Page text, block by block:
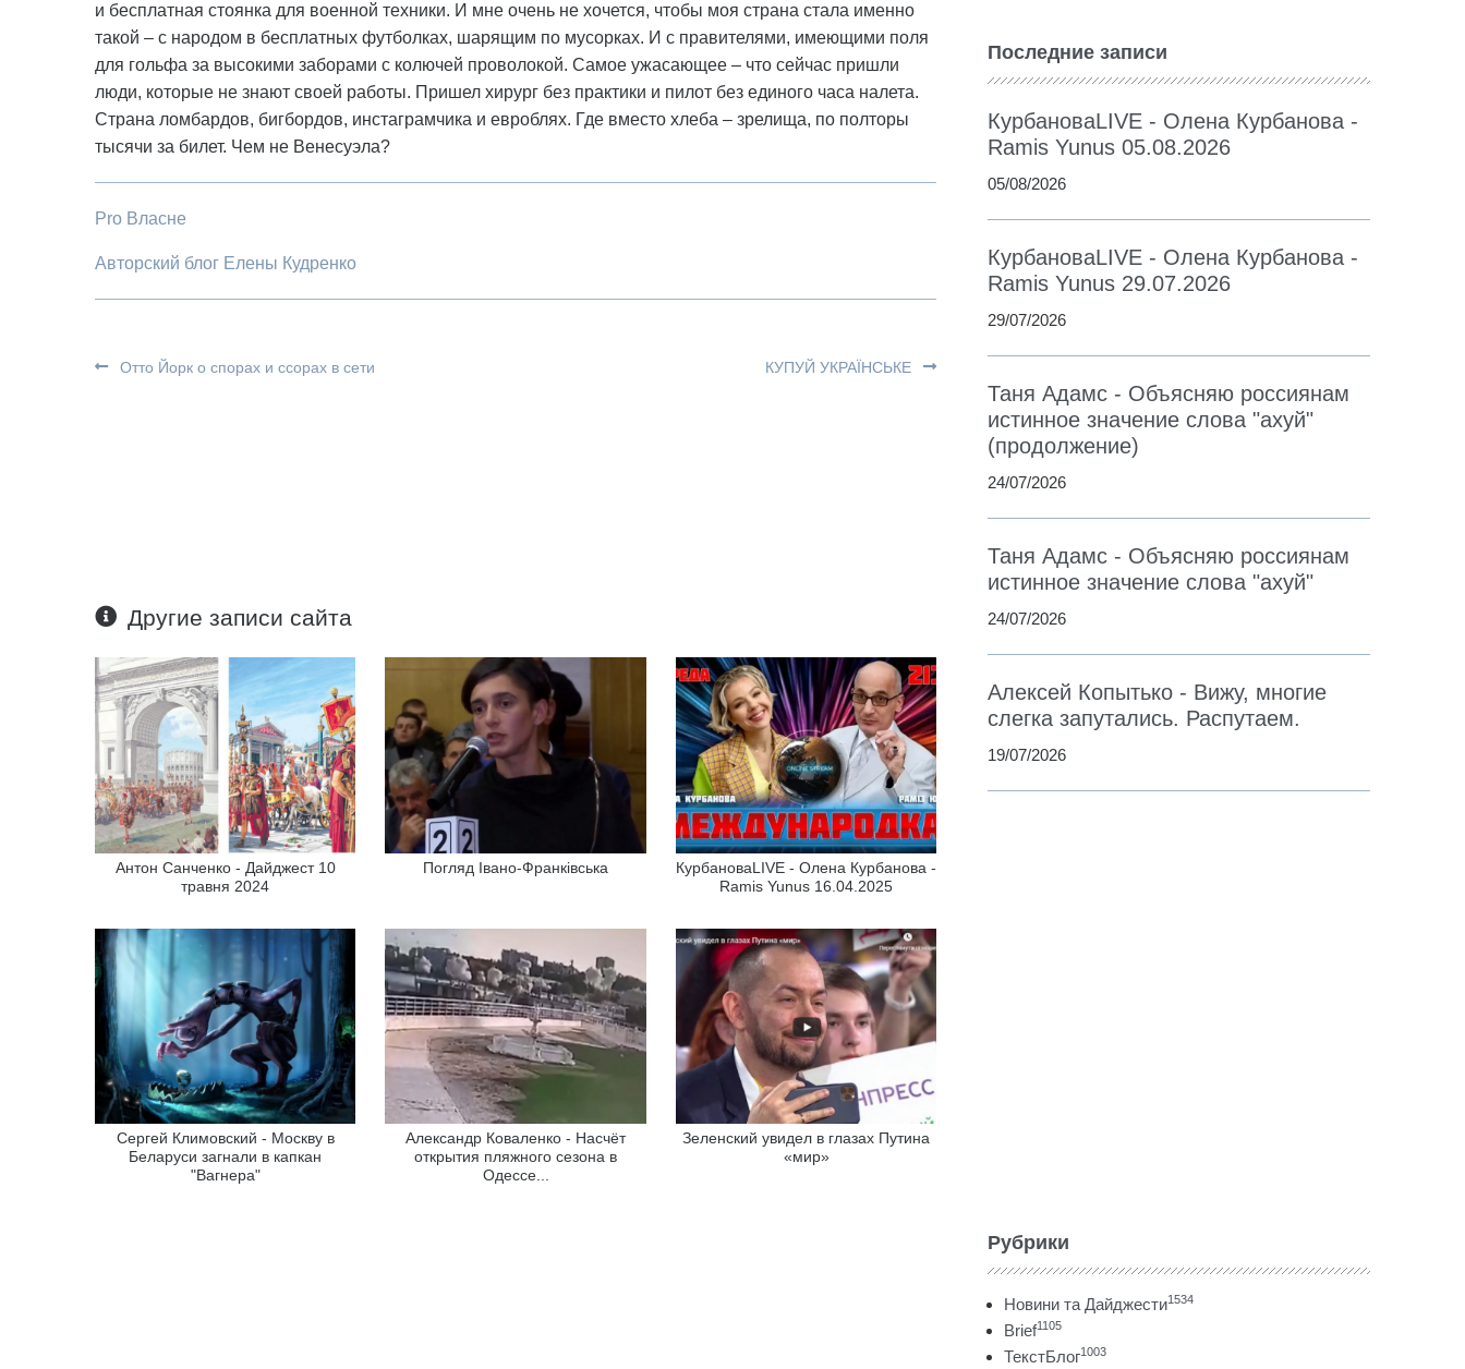
и бесплатная стоянка для военной техники. И мне очень не хочется, чтобы моя страна стала именно
такой – с народом в бесплатных футболках, шарящим по мусорках. И с правителями, имеющими поля
для гольфа за высокими заборами с колючей проволокой. Самое ужасающее – что сейчас пришли
люди, которые не знают своей работы. Пришел хирург без практики и пилот без единого часа налета.
Страна ломбардов, бигбордов, инстаграмчика и евроблях. Где вместо хлеба – зрелища, по полторы
тысячи за билет. Чем не Венесуэла?
Pro Власне
Авторский блог Елены Кудренко
Отто Йорк о спорах и ссорах в сети КУПУЙ УКРАЇНСЬКЕ
Другие записи сайта
Антон Санченко - Дайджест 10
травня 2024
Погляд Івано-Франківська
КурбановаLIVE - Олена Курбанова -
Ramis Yunus 16.04.2025
Сергей Климовский - Москву в
Беларуси загнали в капкан
"Вагнера"
Александр Коваленко - Насчёт
открытия пляжного сезона в
Одессе...
Зеленский увидел в глазах Путина
«мир»
Последние записи
КурбановаLIVE - Олена Курбанова -
Ramis Yunus 05.08.2026
05/08/2026
КурбановаLIVE - Олена Курбанова -
Ramis Yunus 29.07.2026
29/07/2026
Таня Адамс - Объясняю россиянам
истинное значение слова "ахуй"
(продолжение)
24/07/2026
Таня Адамс - Объясняю россиянам
истинное значение слова "ахуй"
24/07/2026
Алексей Копытько - Вижу, многие
слегка запутались. Распутаем.
19/07/2026
Рубрики
Новини та Дайджести1534
Brief1105
ТекстБлог1003